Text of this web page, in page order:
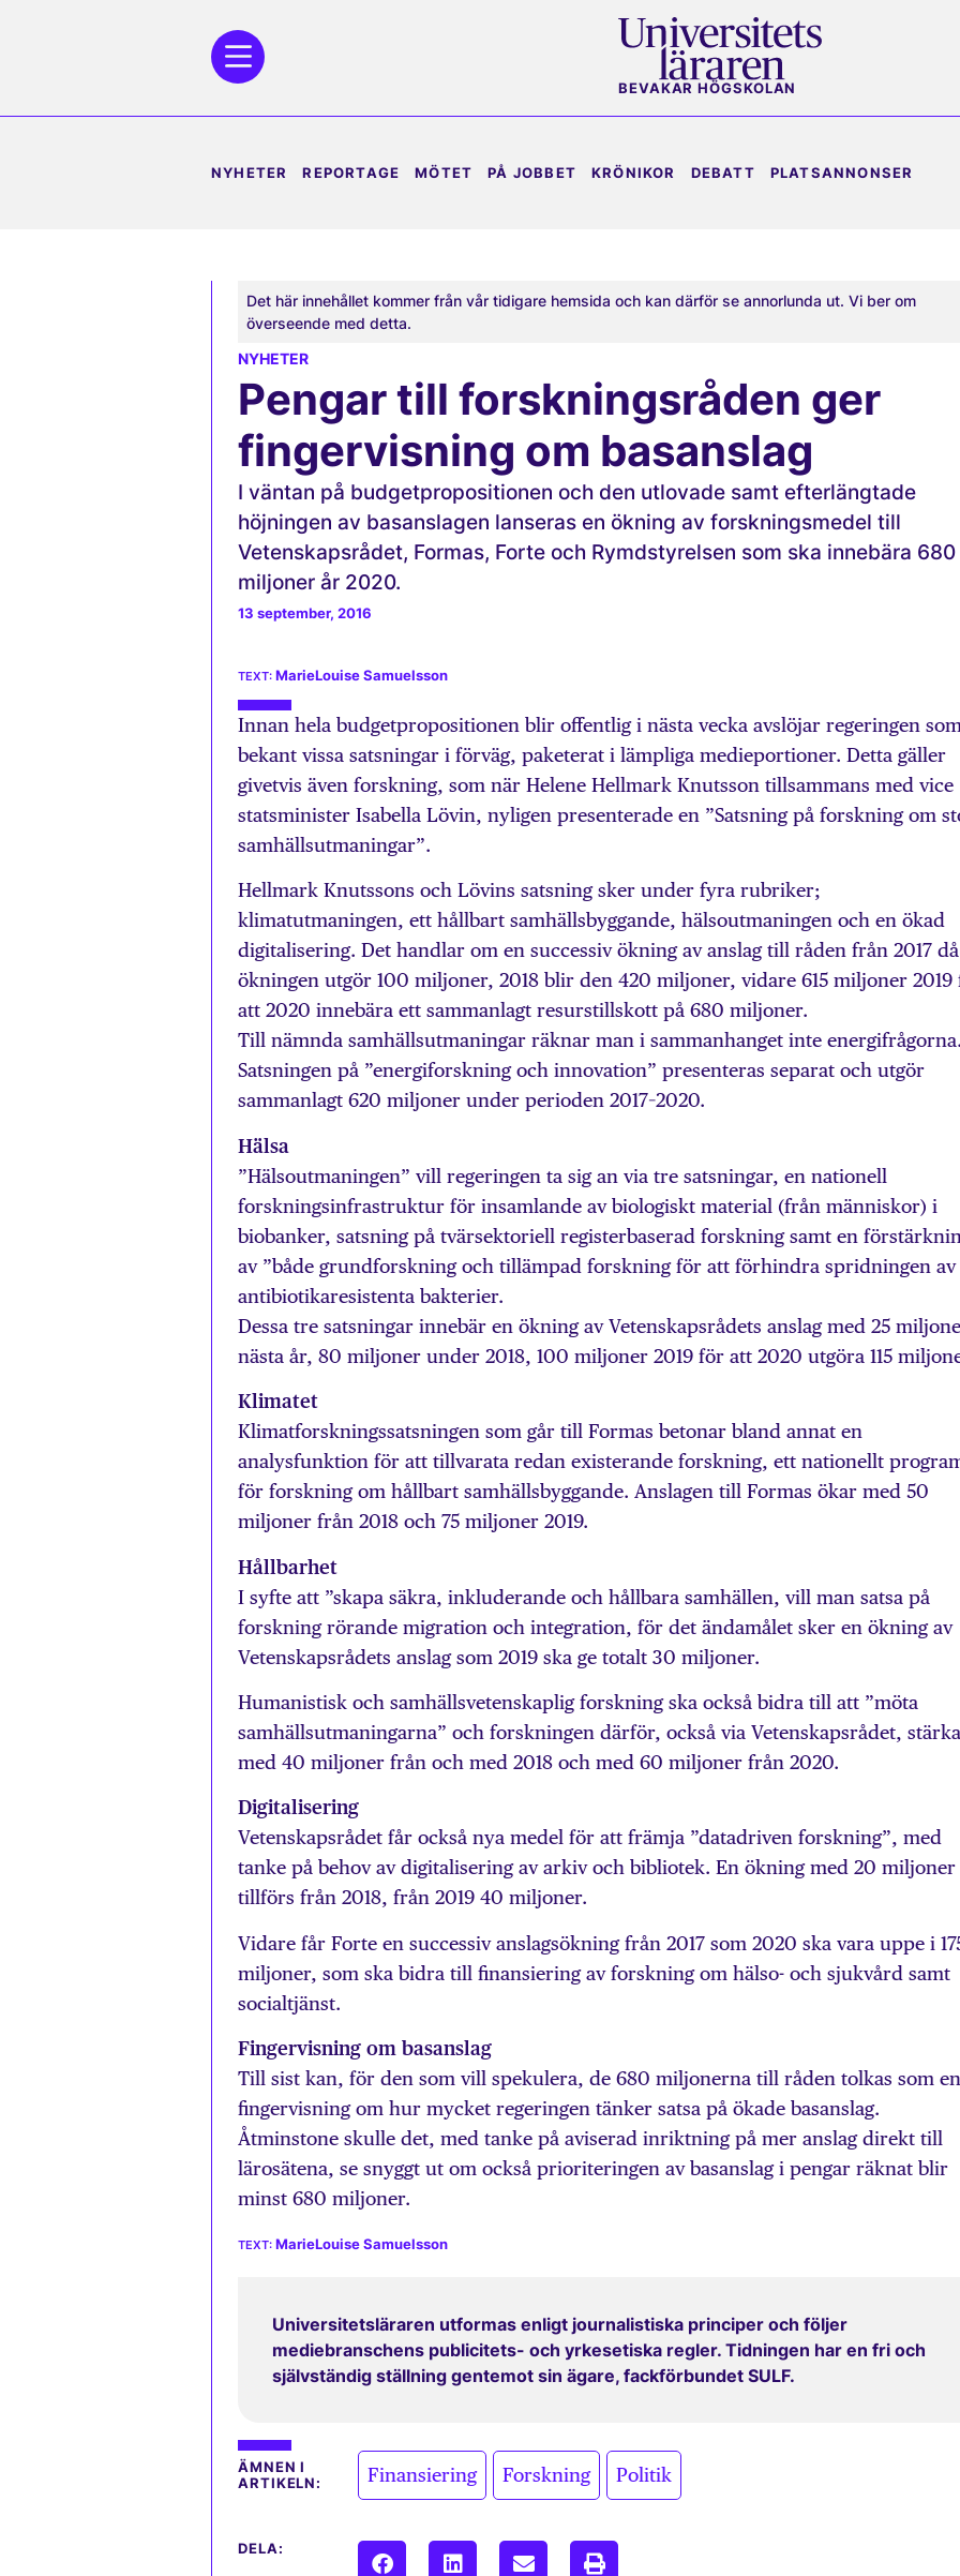
BEVAKAR HÖGSKOLAN
NYHETER REPORTAGE MÖTET PÅ JOBBET KRÖNIKOR DEBATT PLATSANNONSER
Det här innehållet kommer från vår tidigare hemsida och kan därför se annorlunda ut. Vi ber om
överseende med detta.
NYHETER
Pengar till forskningsråden ger
fingervisning om basanslag
I väntan på budgetpropositionen och den utlovade samt efterlängtade
höjningen av basanslagen lanseras en ökning av forskningsmedel till
Vetenskapsrådet, Formas, Forte och Rymdstyrelsen som ska innebära 680
miljoner år 2020.
13 september, 2016
MarieLouise Samuelsson
Innan hela budgetpropositionen blir offentlig i nästa vecka avslöjar regeringen
bekant vissa satsningar i förväg, paketerat i lämpliga medieportioner. Detta gäller
givetvis även forskning, som när Helene Hellmark Knutsson tillsammans med vice
statsminister Isabella Lövin, nyligen presenterade en ”Satsning på forskning om
samhällsutmaningar”.
Hellmark Knutssons och Lövins satsning sker under fyra rubriker;
klimatutmaningen, ett hållbart samhällsbyggande, hälsoutmaningen och en ökad
digitalisering. Det handlar om en successiv ökning av anslag till råden från 2017 då
ökningen utgör 100 miljoner, 2018 blir den 420 miljoner, vidare 615 miljoner 2019
att 2020 innebära ett sammanlagt resurstillskott på 680 miljoner.
Till nämnda samhällsutmaningar räknar man i sammanhanget inte
Satsningen på ”energiforskning och innovation” presenteras separat och utgör
sammanlagt 620 miljoner under perioden 2017–2020.
Hälsa
”Hälsoutmaningen” vill regeringen ta sig an via tre satsningar, en nationell
forskningsinfrastruktur för insamlande av biologiskt material (från människor) i
biobanker, satsning på tvärsektoriell registerbaserad forskning samt en
av ”både grundforskning och tillämpad forskning för att förhindra spridningen av
antibiotikaresistenta bakterier.
Dessa tre satsningar innebär en ökning av Vetenskapsrådets anslag med 25
nästa år, 80 miljoner under 2018, 100 miljoner 2019 för att 2020 utgöra 115
Klimatet
Klimatforskningssatsningen som går till Formas betonar bland annat en
analysfunktion för att tillvarata redan existerande forskning, ett nationellt
för forskning om hållbart samhällsbyggande. Anslagen till Formas ökar med 50
miljoner från 2018 och 75 miljoner 2019.
Hållbarhet
I syfte att ”skapa säkra, inkluderande och hållbara samhällen, vill man satsa på
forskning rörande migration och integration, för det ändamålet sker en ökning av
Vetenskapsrådets anslag som 2019 ska ge totalt 30 miljoner.
Humanistisk och samhällsvetenskaplig forskning ska också bidra till att ”möta
samhällsutmaningarna” och forskningen därför, också via Vetenskapsrådet,
med 40 miljoner från och med 2018 och med 60 miljoner från 2020.
Digitalisering
Vetenskapsrådet får också nya medel för att främja ”datadriven forskning”, med
tanke på behov av digitalisering av arkiv och bibliotek. En ökning med 20 miljoner
tillförs från 2018, från 2019 40 miljoner.
Vidare får Forte en successiv anslagsökning från 2017 som 2020 ska vara uppe i
miljoner, som ska bidra till finansiering av forskning om hälso- och sjukvård samt
socialtjänst.
Fingervisning om basanslag
Till sist kan, för den som vill spekulera, de 680 miljonerna till råden tolkas som en
fingervisning om hur mycket regeringen tänker satsa på ökade basanslag.
Åtminstone skulle det, med tanke på aviserad inriktning på mer anslag direkt till
lärosätena, se snyggt ut om också prioriteringen av basanslag i pengar räknat blir
minst 680 miljoner.
MarieLouise Samuelsson
Universitetsläraren utformas enligt journalistiska principer och följer
mediebranschens publicitets- och yrkesetiska regler. Tidningen har en fri och
självständig ställning gentemot sin ägare, fackförbundet SULF.
ÄMNEN I
ARTIKELN:
Finansiering Forskning Politik
DELA: